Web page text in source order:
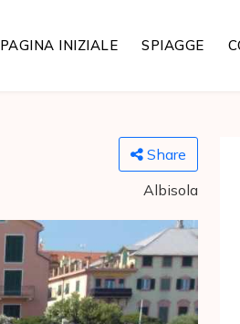
PAGINA INIZIALE SPIAGGE
Share
Albisola